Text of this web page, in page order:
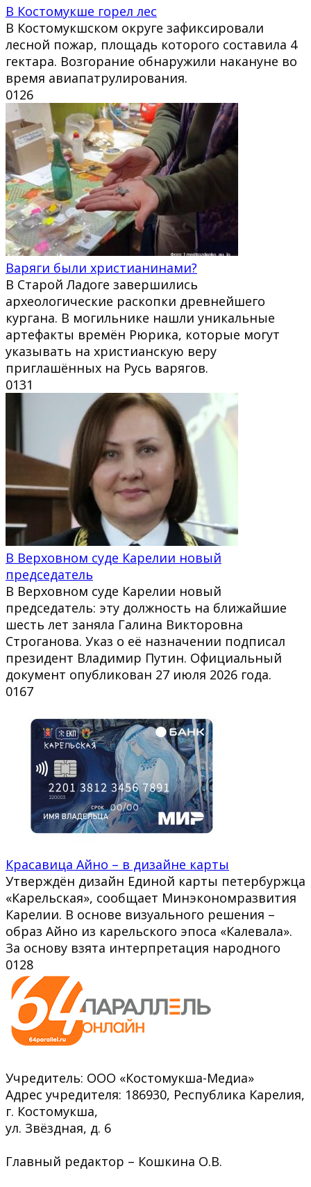
В Костомукше горел лес
В Костомукшском округе зафиксировали
лесной пожар, площадь которого составила 4
гектара. Возгорание обнаружили накануне во
время авиапатрулирования.
0126
Варяги были христианинами?
В Старой Ладоге завершились
археологические раскопки древнейшего
кургана. В могильнике нашли уникальные
артефакты времён Рюрика, которые могут
указывать на христианскую веру
приглашённых на Русь варягов.
0131
В Верховном суде Карелии новый
председатель
В Верховном суде Карелии новый
председатель: эту должность на ближайшие
шесть лет заняла Галина Викторовна
Строганова. Указ о её назначении подписал
президент Владимир Путин. Официальный
документ опубликован 27 июля 2026 года.
0167
Красавица Айно – в дизайне карты
Утверждён дизайн Единой карты петербуржца
«Карельская», сообщает Минэкономразвития
Карелии. В основе визуального решения –
образ Айно из карельского эпоса «Калевала».
За основу взята интерпретация народного
0128
Учредитель: ООО «Костомукша-Медиа»
Адрес учредителя: 186930, Республика Карелия,
г. Костомукша,
ул. Звёздная, д. 6
Главный редактор – Кошкина О.В.